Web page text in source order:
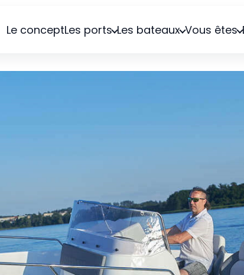
Le conceptLes ports Les bateaux Vous êtes